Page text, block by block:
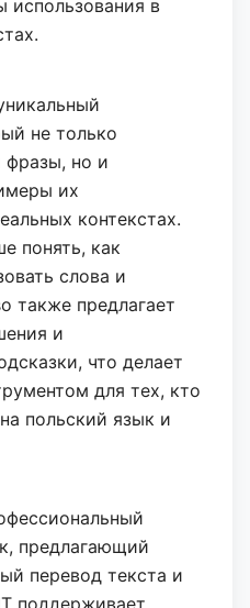
в
не только
фразы, но и
их
контекстах.
понять, как
слова и
также предлагает
и
что делает
для тех, кто
польский язык и
предлагающий
перевод текста и
поддерживает